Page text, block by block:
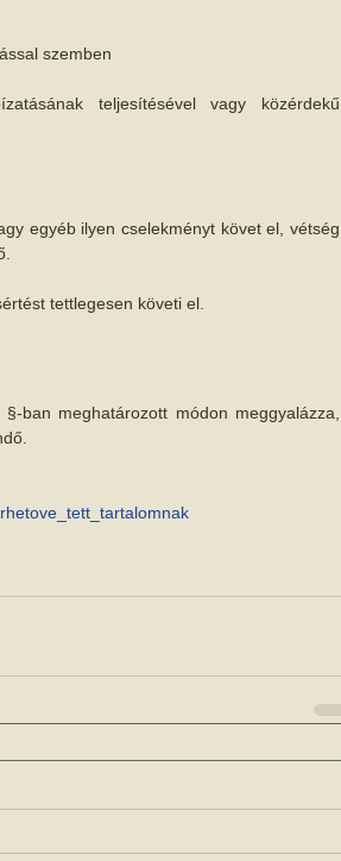
szemben
teljesítésével vagy közérdekű
egyéb ilyen cselekményt követ el, vétség
tettlegesen követi el.
ban meghatározott módon meggyalázza,